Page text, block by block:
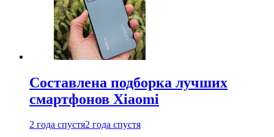
Составлена подборка лучших
смартфонов Xiaomi
2 года спустя2 года спустя